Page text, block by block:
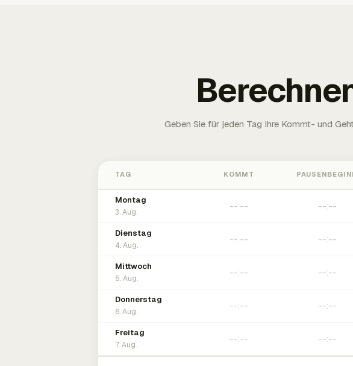
Geben Sie für jeden Tag Ihre Kommt- und
TAG KOMMT
Montag
3. Aug.
Dienstag
4. Aug.
Mittwoch
5. Aug.
Donnerstag
6. Aug.
Freitag
7. Aug.